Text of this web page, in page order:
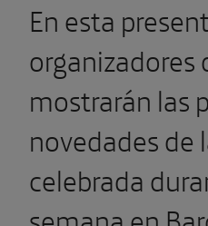
En esta
organizadores
mostrarán las
novedades de
celebrada